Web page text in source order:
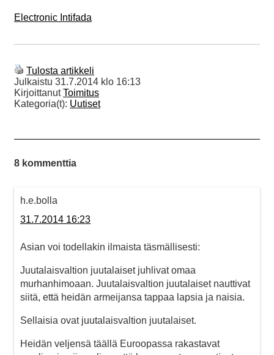
Electronic Intifada
Tulosta artikkeli
Julkaistu 31.7.2014 klo 16:13
KirjoittanutToimitus
Kategoria(t): Uutiset
8 kommenttia
h.e.bolla
31.7.2014 16:23
Asian voi todellakin ilmaista täsmällisesti:
Juutalaisvaltion juutalaiset juhlivat omaa
murhanhimoaan. Juutalaisvaltion juutalaiset nauttivat
siitä, että heidän armeijansa tappaa lapsia ja naisia.
Sellaisia ovat juutalaisvaltion juutalaiset.
Heidän veljensä täällä Euroopassa rakastavat